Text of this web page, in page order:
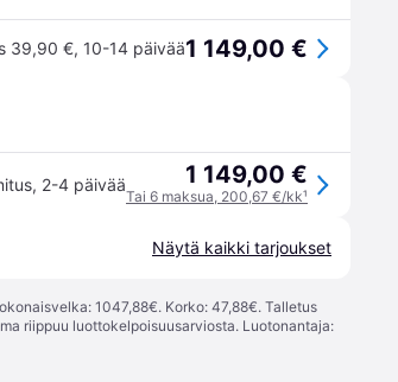
39,90 €, 10-14 päivää1 149,00 €
, 2-4 päivää 1 149,00 €
Tai 6 maksua, 200,67 €/kk¹
Näytä kaikki tarjoukset
1047,88€. Korko: 47,88€. Talletus
riippuu luottokelpoisuusarviosta. Luotonantaja: